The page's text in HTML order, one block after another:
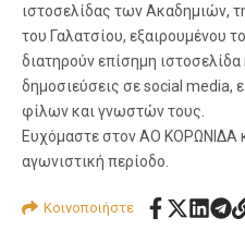
ιστοσελίδας των Ακαδημιών,
του Γαλατσίου, εξαιρουμένου
διατηρούν επίσημη
δημοσιεύσεις σε social media,
φίλων και γνωστών τους.
Ευχόμαστε στον ΑΟ ΚΟΡΩΝΙΔΑ
αγωνιστική περίοδο.
Κοινοποιήστε